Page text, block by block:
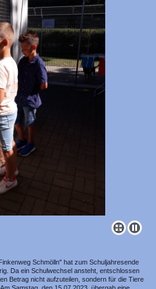
Schmölln" hat zum Schuljahresende
Da ein Schulwechsel ansteht, entschlossen
Betrag nicht aufzuteilen, sondern für die Tiere
Samstag, den 15.07.2023, übergab eine